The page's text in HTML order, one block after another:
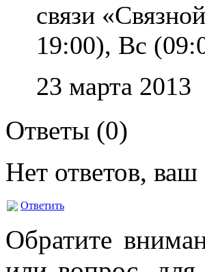
связи
19:00), Вс
23 марта 2013
Ответы (0)
Нет ответов,
Ответить
Обратите